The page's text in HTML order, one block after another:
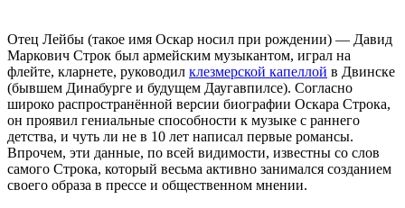
Отец Лейбы (такое имя Оскар носил при рождении) — Давид
Маркович Строк был армейским музыкантом, играл на
флейте, кларнете, руководил клезмерской капеллой в Двинске
(бывшем Динабурге и будущем Даугавпилсе). Согласно
широко распространённой версии биографии Оскара Строка,
он проявил гениальные способности к музыке с раннего
детства, и чуть ли не в 10 лет написал первые романсы.
Впрочем, эти данные, по всей видимости, известны со слов
самого Строка, который весьма активно занимался созданием
своего образа в прессе и общественном мнении.